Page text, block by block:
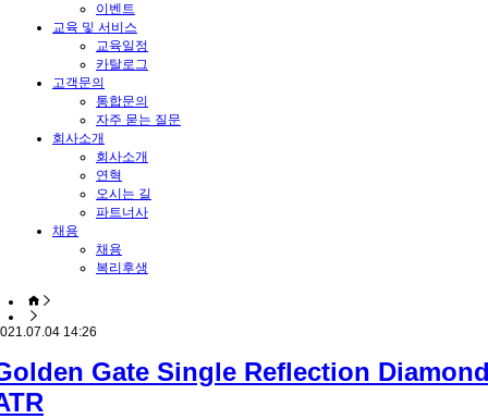
이벤트
교육 및 서비스
교육일정
카탈로그
고객문의
통합문의
자주 묻는 질문
회사소개
회사소개
연혁
오시는 길
파트너사
채용
채용
복리후생
14:26
Gate Single Reflection